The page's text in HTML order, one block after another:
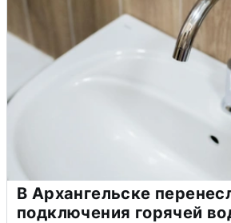
В Архангельске
подключения горячей